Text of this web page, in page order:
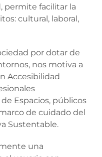
permite facilitar la
cultural, laboral,
por dotar de
nos motiva a
Accesibilidad
Espacios, públicos
de cuidado del
Sustentable.
una